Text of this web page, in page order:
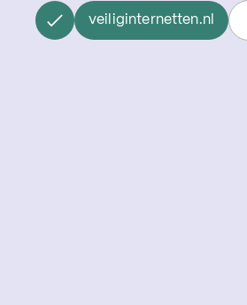
veiliginternetten.nl